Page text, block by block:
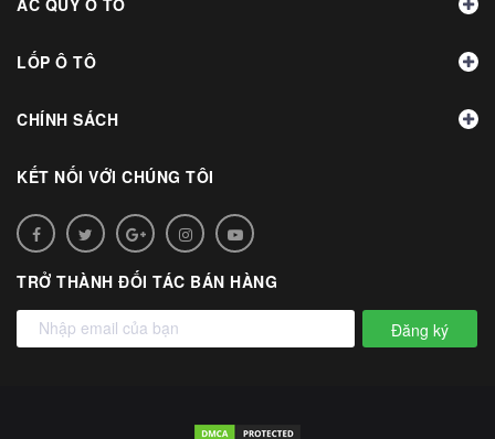
LỐP Ô TÔ
CHÍNH SÁCH
KẾT NỐI VỚI CHÚNG TÔI
TRỞ THÀNH ĐỐI TÁC BÁN HÀNG
Đăng ký